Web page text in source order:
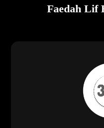
Faedah Lif